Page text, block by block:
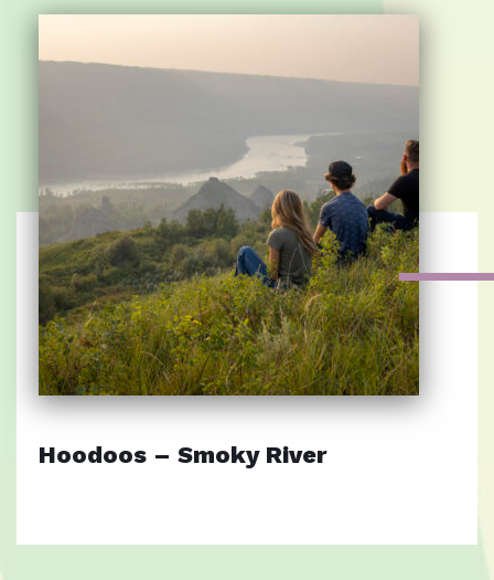
Hoodoos – Smoky River